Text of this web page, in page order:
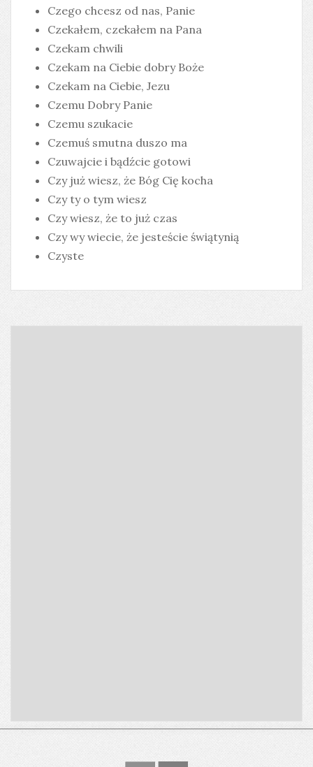
Czego chcesz od nas, Panie
Czekałem, czekałem na Pana
Czekam chwili
Czekam na Ciebie dobry Boże
Czekam na Ciebie, Jezu
Czemu Dobry Panie
Czemu szukacie
Czemuś smutna duszo ma
Czuwajcie i bądźcie gotowi
Czy już wiesz, że Bóg Cię kocha
Czy ty o tym wiesz
Czy wiesz, że to już czas
Czy wy wiecie, że jesteście świątynią
Czyste